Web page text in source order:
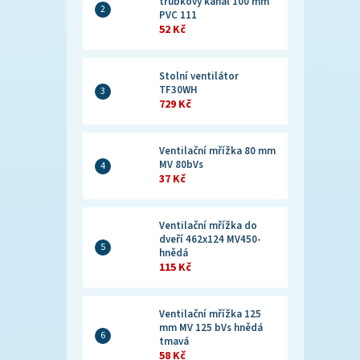
PVC 111
52 Kč
Stolní ventilátor
TF30WH
729 Kč
Ventilační mřížka 80 mm
MV 80bVs
37 Kč
Ventilační mřížka do
dveří 462x124 MV450-
hnědá
115 Kč
Ventilační mřížka 125
mm MV 125 bVs hnědá
tmavá
58 Kč